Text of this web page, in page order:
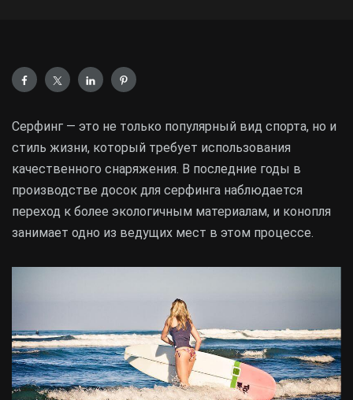
Серфинг — это не только популярный вид спорта, но и
стиль жизни, который требует использования
качественного снаряжения. В последние годы в
производстве досок для серфинга наблюдается
переход к более экологичным материалам, и конопля
занимает одно из ведущих мест в этом процессе.